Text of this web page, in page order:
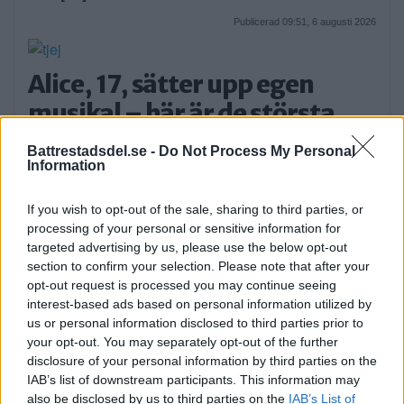
Battrestadsdel.se - Do Not Process My Personal
Information
If you wish to opt-out of the sale, sharing to third parties, or
processing of your personal or sensitive information for
targeted advertising by us, please use the below opt-out
section to confirm your selection. Please note that after your
opt-out request is processed you may continue seeing
interest-based ads based on personal information utilized by
us or personal information disclosed to third parties prior to
your opt-out. You may separately opt-out of the further
disclosure of your personal information by third parties on the
IAB’s list of downstream participants. This information may
also be disclosed by us to third parties on the IAB’s List of
Publicerad 09:51, 6 augusti 2026
Alice, 17, sätter upp egen
musikal – här är de största
utmaningarna
Alice Stenberg är 17 år och har skrivit, […]
Publicerad 16:16, 5 augusti 2026
Annons: